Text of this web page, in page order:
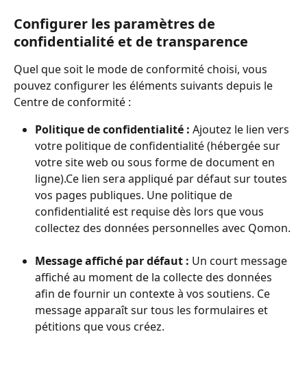
Configurer les paramètres de
confidentialité et de transparence
Quel que soit le mode de conformité choisi, vous
pouvez configurer les éléments suivants depuis le
Centre de conformité :
Politique de confidentialité : Ajoutez le lien vers
votre politique de confidentialité (hébergée sur
votre site web ou sous forme de document en
ligne).Ce lien sera appliqué par défaut sur toutes
vos pages publiques. Une politique de
confidentialité est requise dès lors que vous
collectez des données personnelles avec Qomon.
Message affiché par défaut : Un court message
affiché au moment de la collecte des données
afin de fournir un contexte à vos soutiens. Ce
message apparaît sur tous les formulaires et
pétitions que vous créez.